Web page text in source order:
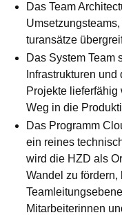
Das Team
turansätze
Das System Team
Infrastrukturen
Projek­te
Weg in die
Das Programm
ein reines
wird die HZD als
Wandel zu fördern,
Mitarbeiterinnen